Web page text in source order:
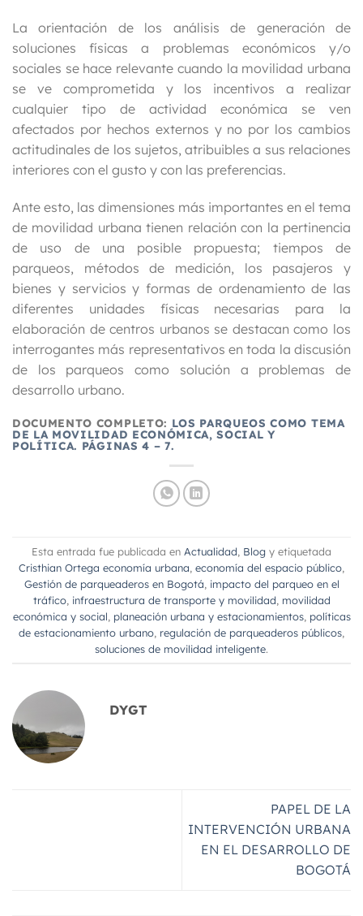
La orientación de los análisis de generación de
soluciones físicas a problemas económicos y/o
sociales se hace relevante cuando la movilidad urbana
se ve comprometida y los incentivos a realizar
cualquier tipo de actividad económica se ven
afectados por hechos externos y no por los cambios
actitudinales de los sujetos, atribuibles a sus relaciones
interiores con el gusto y con las preferencias.
Ante esto, las dimensiones más importantes en el tema
de movilidad urbana tienen relación con la pertinencia
de uso de una posible propuesta; tiempos de
parqueos, métodos de medición, los pasajeros y
bienes y servicios y formas de ordenamiento de las
diferentes unidades físicas necesarias para la
elaboración de centros urbanos se destacan como los
interrogantes más representativos en toda la discusión
de los parqueos como solución a problemas de
desarrollo urbano.
DOCUMENTO COMPLETO: LOS PARQUEOS COMO TEMA
DE LA MOVILIDAD ECONÓMICA, SOCIAL Y
POLÍTICA. PÁGINAS 4 – 7.
Esta entrada fue publicada en Actualidad Blog y etiquetada
Cristhian Ortega economía urbana economía del espacio público
Gestión de parqueaderos en Bogotá impacto del parqueo en el
tráfico, infraestructura de transporte y movilidad movilidad
económica y social planeación urbana y estacionamientos, políticas
de estacionamiento urbano regulación de parqueaderos públicos
soluciones de movilidad inteligente.
DYGT
PAPEL DE LA
INTERVENCIÓN URBANA
EN EL DESARROLLO DE
BOGOTÁ